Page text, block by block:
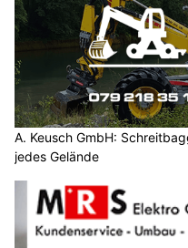
A. Keusch GmbH:
jedes Gelände